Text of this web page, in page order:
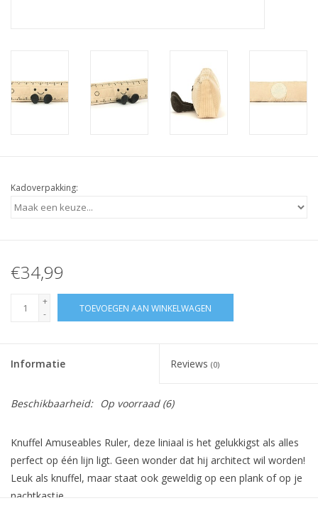
Kadoverpakking:
€34,99
+
-
TOEVOEGEN AAN WINKELWAGEN
Informatie Reviews (0)
Beschikbaarheid: Op voorraad(6)
Knuffel Amuseables Ruler, deze liniaal is het gelukkigst als alles
perfect op één lijn ligt. Geen wonder dat hij architect wil worden!
Leuk als knuffel, maar staat ook geweldig op een plank of op je
nachtkastje.